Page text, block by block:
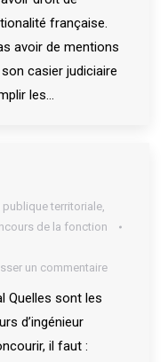
française.
avoir de mentions
casier judiciaire
les…
publique territoriale,
de la fonction
un commentaire
Quelles sont les
d’ingénieur
il faut :